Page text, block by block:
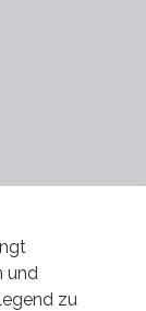
und
zu